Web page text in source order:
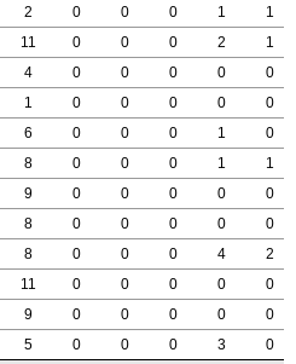
2 0 0 0 1
1
11 0 0 0 2
1
4 0 0 0 0
0
1 0 0 0 0
0
6 0 0 0 1
0
8 0 0 0 1
1
9 0 0 0 0
0
8 0 0 0 0
0
8 0 0 0 4
2
11 0 0 0 0
0
9 0 0 0 0
0
5 0 0 0 3
0
2 0 0 0 1
1
11 0 0 0 2
1
4 0 0 0 0
0
1 0 0 0 0
0
6 0 0 0 1
0
8 0 0 0 1
1
9 0 0 0 0
0
8 0 0 0 0
0
8 0 0 0 4
2
11 0 0 0 0
0
9 0 0 0 0
0
5 0 0 0 3
0
2 0 0 0 1
1
11 0 0 0 2
1
4 0 0 0 0
0
1 0 0 0 0
0
6 0 0 0 1
0
8 0 0 0 1
1
9 0 0 0 0
0
8 0 0 0 0
0
8 0 0 0 4
2
11 0 0 0 0
0
9 0 0 0 0
0
5 0 0 0 3
0
2 0 0 0 1
1
11 0 0 0 2
1
4 0 0 0 0
0
1 0 0 0 0
0
6 0 0 0 1
0
8 0 0 0 1
1
9 0 0 0 0
0
8 0 0 0 0
0
8 0 0 0 4
2
11 0 0 0 0
0
9 0 0 0 0
0
5 0 0 0 3
0